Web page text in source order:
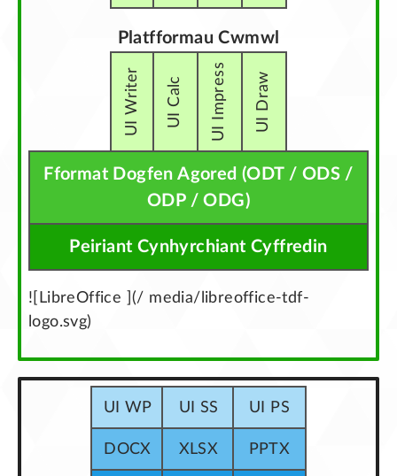
Platfformau Cwmwl
UI Writer UI Calc UI Impress UI Draw
Fformat Dogfen Agored (ODT / ODS /
ODP / ODG)
Peiriant Cynhyrchiant Cyffredin
![LibreOffice ](/ media/libreoffice-tdf-
logo.svg)
UI WP UI SS UI PS
DOCX XLSX PPTX